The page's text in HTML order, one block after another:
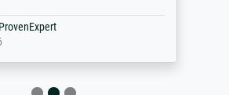
ProvenExpert